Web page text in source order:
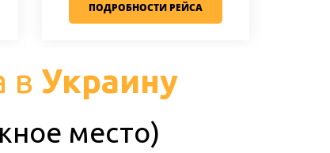
ПОДРОБНОСТИ РЕЙСА
в Украину
место)